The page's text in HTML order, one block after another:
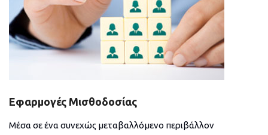
Εφαρμογές Μισθοδοσίας
Μέσα σε ένα συνεχώς μεταβαλλόμενο περιβάλλον